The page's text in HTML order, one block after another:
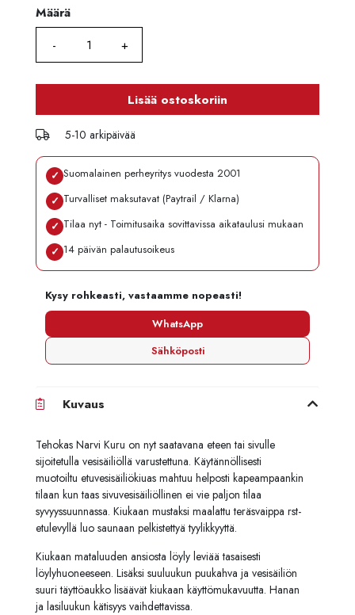
Määrä
Määrä
Lisää ostoskoriin
5-10 arkipäivää
✓ Suomalainen perheyritys vuodesta 2001
✓ Turvalliset maksutavat (Paytrail / Klarna)
✓ Tilaa nyt - Toimitusaika sovittavissa aikataulusi mukaan
✓ 14 päivän palautusoikeus
Kysy rohkeasti, vastaamme nopeasti!
WhatsApp
Sähköposti
Kuvaus
Tehokas Narvi Kuru on nyt saatavana eteen tai sivulle
sijoitetulla vesisäiliöllä varustettuna. Käytännöllisesti
muotoiltu etuvesisäiliökiuas mahtuu helposti kapeampaankin
tilaan kun taas sivuvesisäiliöllinen ei vie paljon tilaa
syvyyssuunnassa. Kiukaan mustaksi maalattu teräsvaippa rst-
etulevyllä luo saunaan pelkistettyä tyylikkyyttä.
Kiukaan mataluuden ansiosta löyly leviää tasaisesti
löylyhuoneeseen. Lisäksi suuluukun puukahva ja vesisäiliön
suuri täyttöaukko lisäävät kiukaan käyttömukavuutta. Hanan
ja lasiluukun kätisyys vaihdettavissa.